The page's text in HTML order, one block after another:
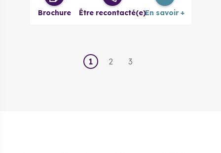
Brochure Être recontacté(e)En savoir +
1 2 3